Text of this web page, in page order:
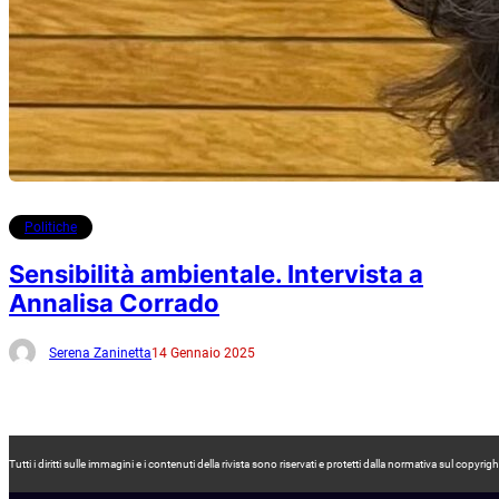
Politiche
Sensibilità ambientale. Intervista a
Annalisa Corrado
Serena Zaninetta14 Gennaio 2025
Tutti i diritti sulle immagini e i contenuti della rivista sono riservati e protetti dalla normativa sul